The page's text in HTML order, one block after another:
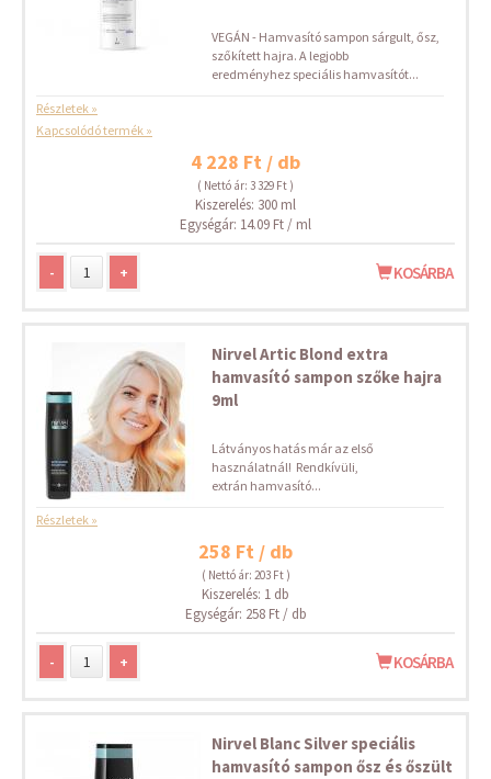
VEGÁN - Hamvasító sampon sárgult, ősz,
szőkített hajra. A legjobb
eredményhez speciális hamvasítót...
Részletek »
Kapcsolódó termék »
4 228 Ft / db
( Nettó ár: 3 329 Ft )
Kiszerelés: 300 ml
Egységár: 14.09 Ft / ml
- + KOSÁRBA
Nirvel Artic Blond extra
hamvasító sampon szőke hajra
9ml
Látványos hatás már az első
használatnál! Rendkívüli,
extrán hamvasító...
Részletek »
258 Ft / db
( Nettó ár: 203 Ft )
Kiszerelés: 1 db
Egységár: 258 Ft / db
- + KOSÁRBA
Nirvel Blanc Silver speciális
hamvasító sampon ősz és őszült